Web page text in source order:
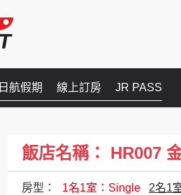
日航假期 線上訂房 JR PASS
飯店名稱： HR007
房型： 1名1室：Single 2名1